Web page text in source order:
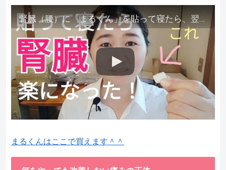
腎臓（腰）に「まるくん」を貼って寝たら、翌朝めちゃ楽でびっくりしました。腎臓叩いても痛くない！【お客様の声を試してみた】
まるくんはここで買えます＾＾